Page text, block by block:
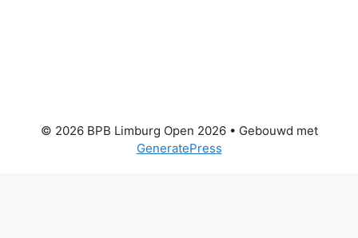
© 2026 BPB Limburg Open 2026• Gebouwd met
GeneratePress